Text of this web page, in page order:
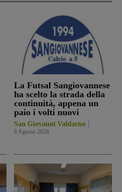
La Futsal Sangiovannese
ha scelto la strada della
continuità, appena un
paio i volti nuovi
San Giovanni Valdarno
6 Agosto 2026